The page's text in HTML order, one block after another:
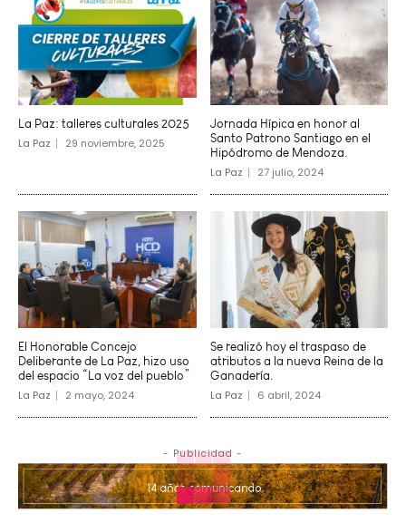
La Paz: talleres culturales 2025
La Paz 29 noviembre, 2025
Jornada Hípica en honor al
Santo Patrono Santiago en el
Hipódromo de Mendoza.
La Paz 27 julio, 2024
El Honorable Concejo
Deliberante de La Paz, hizo uso
del espacio “La voz del pueblo”
La Paz 2 mayo, 2024
Se realizó hoy el traspaso de
atributos a la nueva Reina de la
Ganadería.
La Paz 6 abril, 2024
- Publicidad -